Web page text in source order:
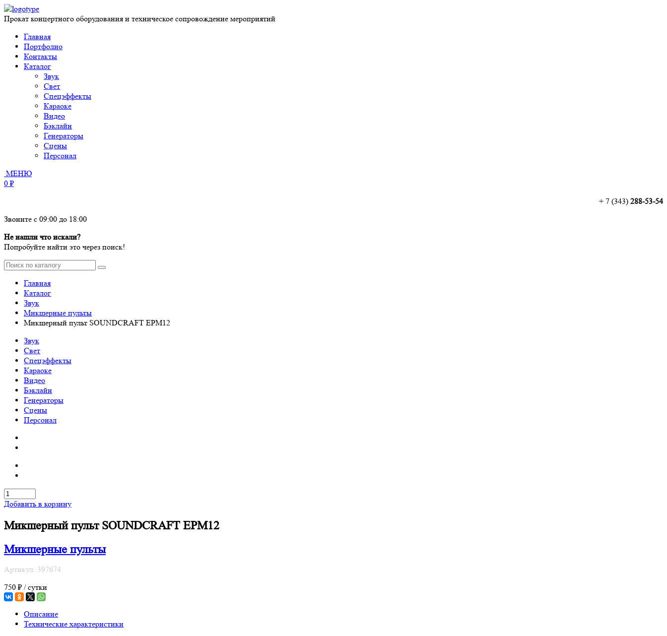
Прокат концертного оборудования и техническое сопровождение мероприятий
Главная
Портфолио
Контакты
Каталог
Звук
Свет
Спецэффекты
Караоке
Видео
Бэклайн
Генераторы
Сцены
Персонал
МЕНЮ
0 ₽
+ 7 (343) 288-53-54
Звоните с 09:00 до 18:00
Не нашли что искали?
Попробуйте найти это через поиск!
Главная
Каталог
Звук
Микшерные пульты
Микшерный пульт SOUNDCRAFT EPM12
Звук
Свет
Спецэффекты
Караоке
Видео
Бэклайн
Генераторы
Сцены
Персонал
Добавить в корзину
Микшерный пульт SOUNDCRAFT EPM12
Микшерные пульты
Артикул: 397674
750 ₽ / сутки
Описание
Технические характеристики